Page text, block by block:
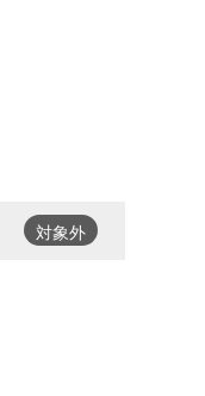
対象外